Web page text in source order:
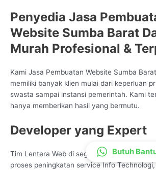
Penyedia Jasa
Website Sumba Barat
Murah Profesional &
Kami Jasa Pembuatan Website Sumba
memiliki banyak klien mulai dari keperluan
swasta sampai instansi pemerintah. Kami
hanya memberikan hasil yang bermutu.
Developer yang Expert
Tim Lentera Web di segala penjuru
proses peningkatan service Info
Butuh